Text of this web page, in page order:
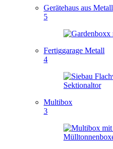
Gerätehaus aus Metall
5
Fertiggarage Metall
4
Multibox
3